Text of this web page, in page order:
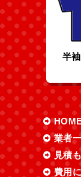
半
業者
見積
費用